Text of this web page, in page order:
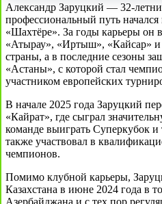
Александр Заруцкий —
профессиональный путь начался
«Шахтёре». За годы карьеры он
«Атырау», «Иртыш», «Кайсар» и
страны, а в последние сезоны
«Астаны», с которой стал
участником европейских
В начале 2025 года Заруцкий
«Кайрат», где сыграл
команде выиграть Суперкубок и
также участвовал в
чемпионов.
Помимо клубной карьеры,
Казахстана в июне 2024 года в
Азербайджана и с тех пор